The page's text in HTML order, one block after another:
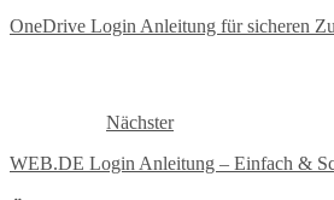
OneDrive Login Anleitung für sicheren
Nächster
WEB.DE Login Anleitung – Einfach &